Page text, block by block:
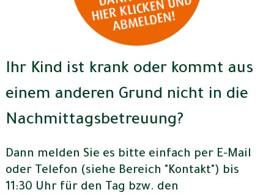
Ihr Kind ist krank oder kommt aus
einem anderen Grund nicht in die
Nachmittagsbetreuung?
Dann melden Sie es bitte einfach per E-Mail
oder Telefon (siehe Bereich "Kontakt") bis
11:30 Uhr für den Tag bzw. den